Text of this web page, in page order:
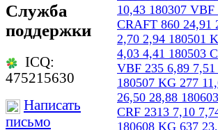
Служба
поддержки
ICQ:
475215630
Написать
письмо